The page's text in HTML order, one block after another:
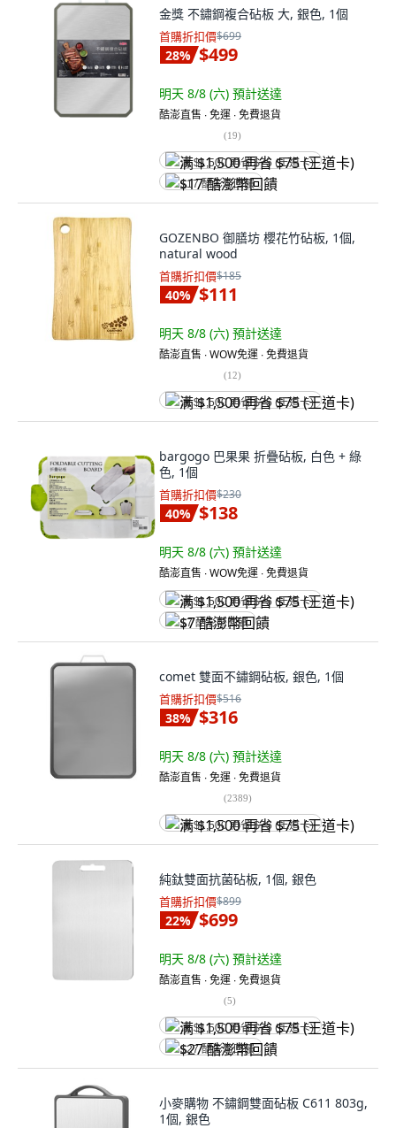
金獎 不鏽鋼複合砧板 大, 銀色, 1個
首購折扣價$699
28% $499
明天 8/8 (六) 預計送達
酷澎直售 ∙ 免運 ∙ 免費退貨
(19)
满 $1,500 再省 $75 (王道卡)
$17 酷澎幣回饋
GOZENBO 御膳坊 櫻花竹砧板, 1個,
natural wood
首購折扣價$185
40% $111
明天 8/8 (六) 預計送達
酷澎直售 ∙ WOW免運 ∙ 免費退貨
(12)
满 $1,500 再省 $75 (王道卡)
bargogo 巴果果 折疊砧板, 白色 + 綠
色, 1個
首購折扣價$230
40% $138
明天 8/8 (六) 預計送達
酷澎直售 ∙ WOW免運 ∙ 免費退貨
满 $1,500 再省 $75 (王道卡)
$7 酷澎幣回饋
comet 雙面不鏽鋼砧板, 銀色, 1個
首購折扣價$516
38% $316
明天 8/8 (六) 預計送達
酷澎直售 ∙ 免運 ∙ 免費退貨
(2389)
满 $1,500 再省 $75 (王道卡)
純鈦雙面抗菌砧板, 1個, 銀色
首購折扣價$899
22% $699
明天 8/8 (六) 預計送達
酷澎直售 ∙ 免運 ∙ 免費退貨
(5)
满 $1,500 再省 $75 (王道卡)
$27 酷澎幣回饋
小麥購物 不鏽鋼雙面砧板 C611 803g,
1個, 銀色